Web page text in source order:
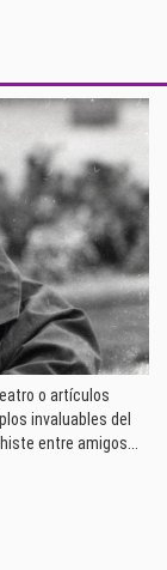
o artículos
invaluables del
entre amigos...